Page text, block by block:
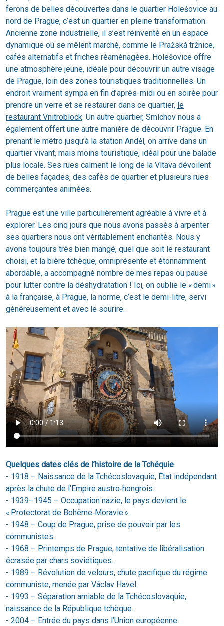
ferons de belles découvertes dans le quartier Holešovice au
nord de Prague, c’est un quartier en pleine transformation.
Ancienne zone industrielle, il s’est réinventé en un espace
dynamique où se mêlent marché, comme le Pražská tržnice,
cafés alternatifs et friches réaménagées. Holešovice offre
une atmosphère jeune, idéale pour découvrir un autre visage
de Prague, loin des zones touristiques traditionnelles. Un
endroit vraiment sympa en fin d’après-midi ou en soirée pour
prendre un verre et se restaurer dans ce quartier, le
restaurant Vnitroblock. Un autre quartier, Smíchov nous a
également offert une autre manière de découvrir Prague. En
prenant le métro jusqu’à la station Anděl, on arrive dans un
quartier vivant, mais moins touristique, idéal pour une balade
plus locale. Ses rues calment le long de la Vltava dévoilent
de belles façades, des cafés de quartier et plusieurs rues
commerçantes animées.
Prague est une ville particulièrement agréable à vivre et à
explorer. Les cinq jours que nous avons passés à arpenter
ses quartiers nous ont véritablement enchantés. Nous y
avons toujours très bien mangé, quel que soit le restaurant
choisi, et la bière tchèque, omniprésente et étonnamment
abordable, a accompagné nombre de mes repas ou pause
pour lutter contre la déshydratation ! Ici, on oublie le « demi »
à la française, à Prague, la norme, c’est le demi-litre, servi
généreusement et avec le sourire.
Quelques dates clés de l’histoire de la Tchéquie
- 1918 – Naissance de la Tchécoslovaquie, État indépendant
après la chute de l’Empire austro‑hongrois.
- 1939–1945 – Occupation nazie, le pays devient le
« Protectorat de Bohême‑Moravie ».
- 1948 – Coup de Prague, prise de pouvoir par les
communistes.
- 1968 – Printemps de Prague, tentative de libéralisation
écrasée par chars soviétiques.
- 1989 – Révolution de velours, chute pacifique du régime
communiste, menée par Václav Havel.
- 1993 – Séparation amiable de la Tchécoslovaquie,
naissance de la République tchèque.
- 2004 – Entrée du pays dans l’Union européenne.